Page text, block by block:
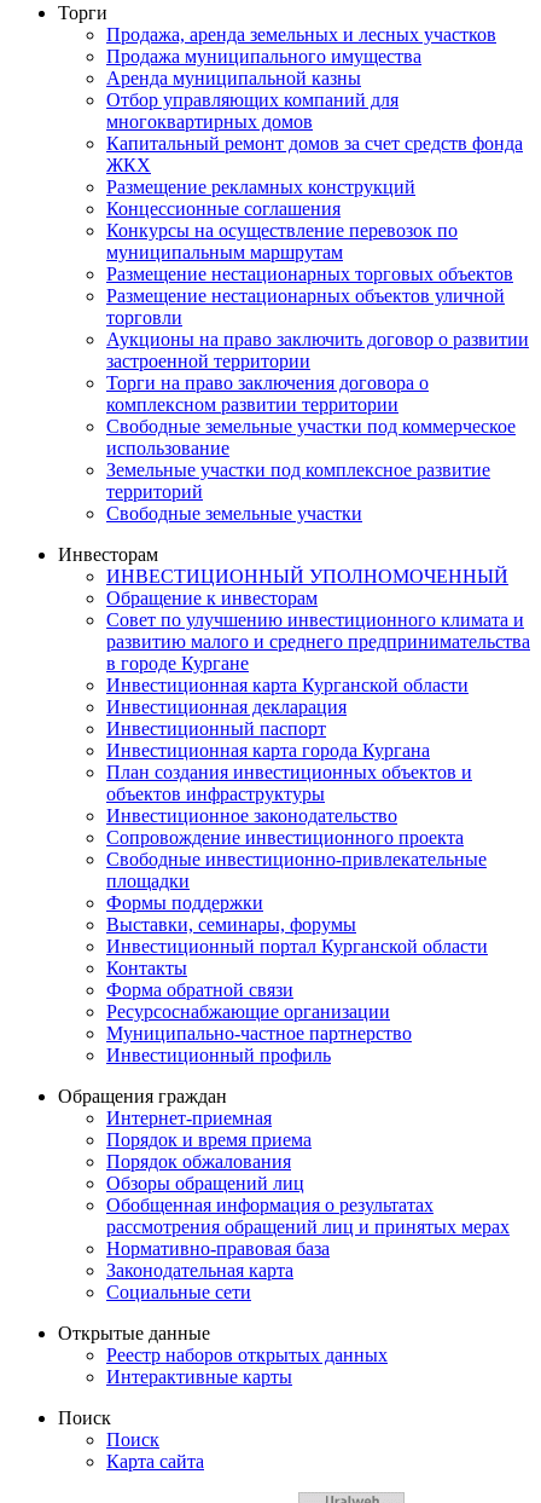
Торги
Продажа, аренда земельных и лесных участков
Продажа муниципального имущества
Аренда муниципальной казны
Отбор управляющих компаний для
многоквартирных домов
Капитальный ремонт домов за счет средств фонда
ЖКХ
Размещение рекламных конструкций
Концессионные соглашения
Конкурсы на осуществление перевозок по
муниципальным маршрутам
Размещение нестационарных торговых объектов
Размещение нестационарных объектов уличной
торговли
Аукционы на право заключить договор о развитии
застроенной территории
Торги на право заключения договора о
комплексном развитии территории
Свободные земельные участки под коммерческое
использование
Земельные участки под комплексное развитие
территорий
Свободные земельные участки
Инвесторам
ИНВЕСТИЦИОННЫЙ УПОЛНОМОЧЕННЫЙ
Обращение к инвесторам
Совет по улучшению инвестиционного климата и
развитию малого и среднего предпринимательства
в городе Кургане
Инвестиционная карта Курганской области
Инвестиционная декларация
Инвестиционный паспорт
Инвестиционная карта города Кургана
План создания инвестиционных объектов и
объектов инфраструктуры
Инвестиционное законодательство
Сопровождение инвестиционного проекта
Свободные инвестиционно-привлекательные
площадки
Формы поддержки
Выставки, семинары, форумы
Инвестиционный портал Курганской области
Контакты
Форма обратной связи
Ресурсоснабжающие организации
Муниципально-частное партнерство
Инвестиционный профиль
Обращения граждан
Интернет-приемная
Порядок и время приема
Порядок обжалования
Обзоры обращений лиц
Обобщенная информация о результатах
рассмотрения обращений лиц и принятых мерах
Нормативно-правовая база
Законодательная карта
Социальные сети
Открытые данные
Реестр наборов открытых данных
Интерактивные карты
Поиск
Поиск
Карта сайта